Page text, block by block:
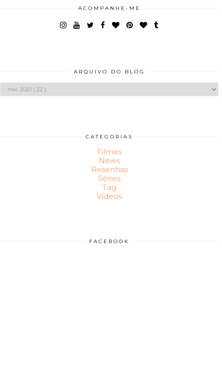
ACOMPANHE-ME
ARQUIVO DO BLOG
CATEGORIAS
Filmes
News
Resenhas
Séries
Tag
Vídeos
FACEBOOK